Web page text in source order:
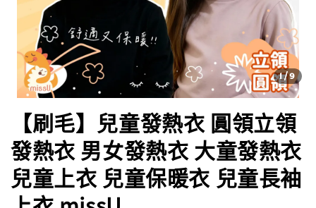
1/9
【刷毛】兒童發熱衣 圓領立領
發熱衣 男女發熱衣 大童發熱衣
兒童上衣 兒童保暖衣 兒童長袖